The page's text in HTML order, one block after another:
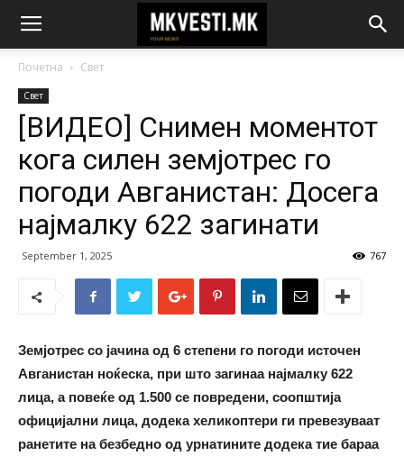
Почетна Свет
Свет
[ВИДЕО] Снимен моментот
кога силен земјотрес го
погоди Авганистан: Досега
најмалку 622 загинати
September 1, 2025 767
Земјотрес со јачина од 6 степени го погоди источен
Авганистан ноќеска, при што загинаа најмалку 622
лица, а повеќе од 1.500 се повредени, соопштија
официјални лица, додека хеликоптери ги превезуваат
ранетите на безбедно од урнатините додека тие бараа